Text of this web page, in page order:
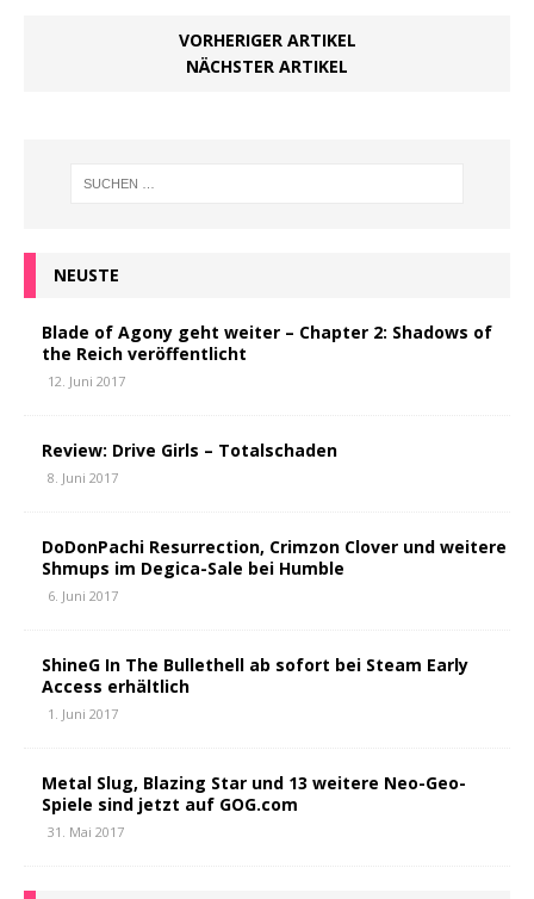
VORHERIGER ARTIKEL
NÄCHSTER ARTIKEL
NEUSTE
Blade of Agony geht weiter – Chapter 2: Shadows of
the Reich veröffentlicht
12. Juni 2017
Review: Drive Girls – Totalschaden
8. Juni 2017
DoDonPachi Resurrection, Crimzon Clover und weitere
Shmups im Degica-Sale bei Humble
6. Juni 2017
ShineG In The Bullethell ab sofort bei Steam Early
Access erhältlich
1. Juni 2017
Metal Slug, Blazing Star und 13 weitere Neo-Geo-
Spiele sind jetzt auf GOG.com
31. Mai 2017